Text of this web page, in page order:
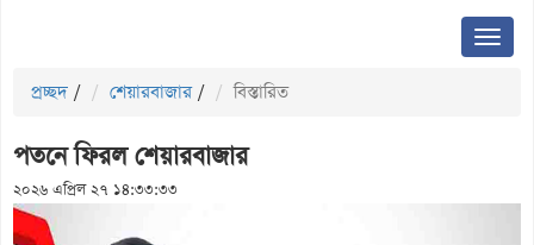
প্রচ্ছদ / শেয়ারবাজার / বিস্তারিত
পতনে ফিরল শেয়ারবাজার
২০২৬ এপ্রিল ২৭ ১৪:৩৩:৩৩